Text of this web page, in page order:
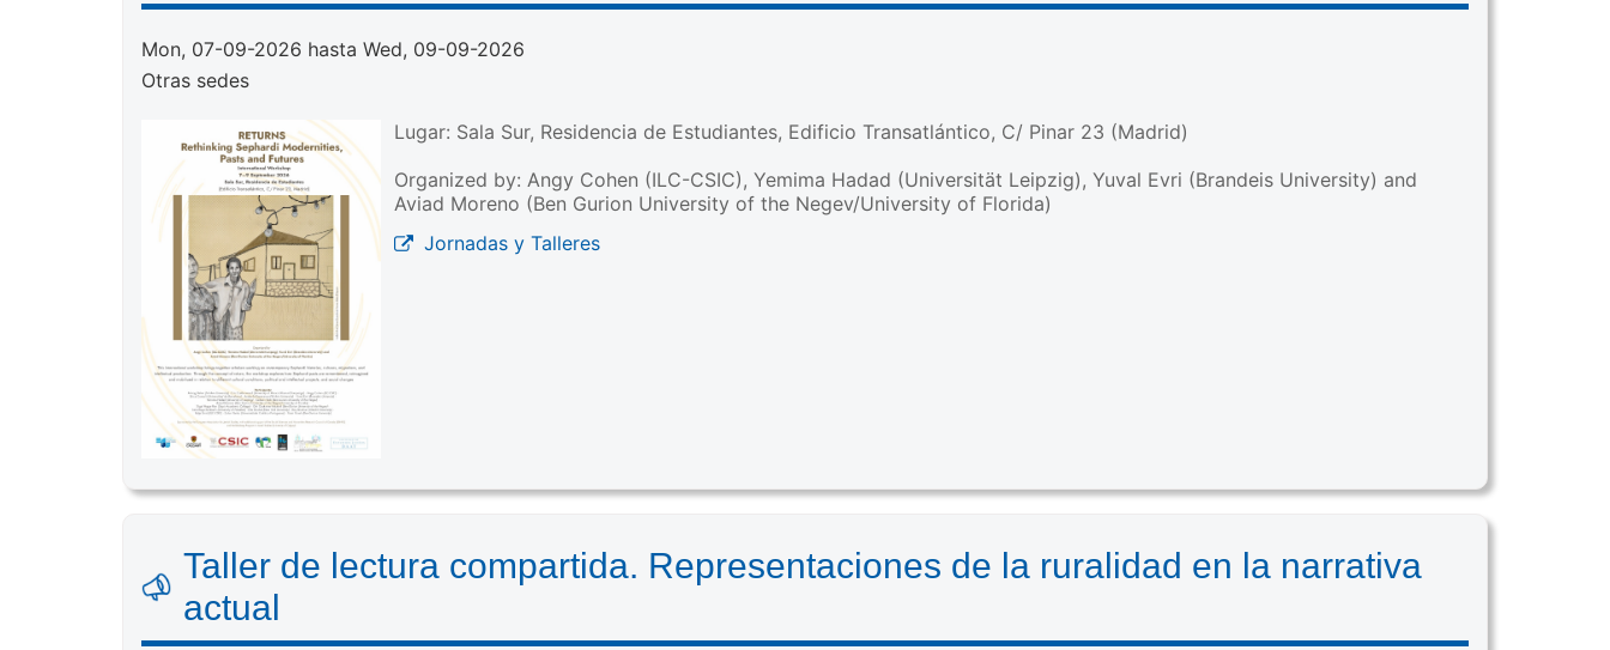
Mon, 07-09-2026 hasta Wed, 09-09-2026
Otras sedes
Lugar: Sala Sur, Residencia de Estudiantes, Edificio Transatlántico, C/ Pinar 23 (Madrid)
Organized by: Angy Cohen (ILC-CSIC), Yemima Hadad (Universität Leipzig), Yuval Evri (Brandeis University) and
Aviad Moreno (Ben Gurion University of the Negev/University of Florida)
Jornadas y Talleres
Taller de lectura compartida. Representaciones de la ruralidad en la narrativa
actual